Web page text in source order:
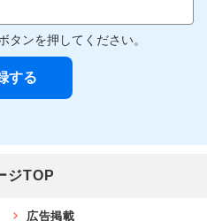
タンを押してください。
ジTOP
広告掲載